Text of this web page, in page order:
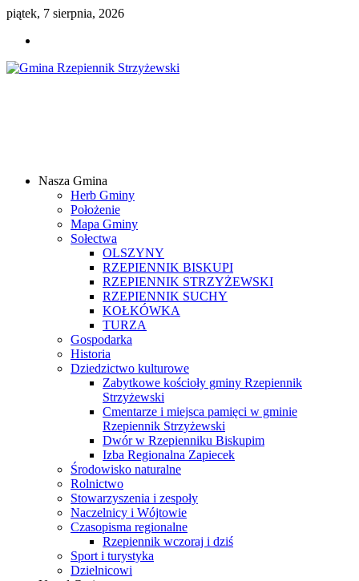
piątek, 7 sierpnia, 2026
Samorządowy
Internetowy
Nasza Gmina
Herb Gminy
Położenie
Mapa Gminy
Sołectwa
OLSZYNY
RZEPIENNIK BISKUPI
RZEPIENNIK STRZYŻEWSKI
RZEPIENNIK SUCHY
KOŁKÓWKA
TURZA
Gospodarka
Historia
Dziedzictwo kulturowe
Zabytkowe kościoły gminy Rzepiennik
Strzyżewski
Cmentarze i miejsca pamięci w gminie
Rzepiennik Strzyżewski
Dwór w Rzepienniku Biskupim
Izba Regionalna Zapiecek
Środowisko naturalne
Rolnictwo
Stowarzyszenia i zespoły
Naczelnicy i Wójtowie
Czasopisma regionalne
Rzepiennik wczoraj i dziś
Sport i turystyka
Dzielnicowi